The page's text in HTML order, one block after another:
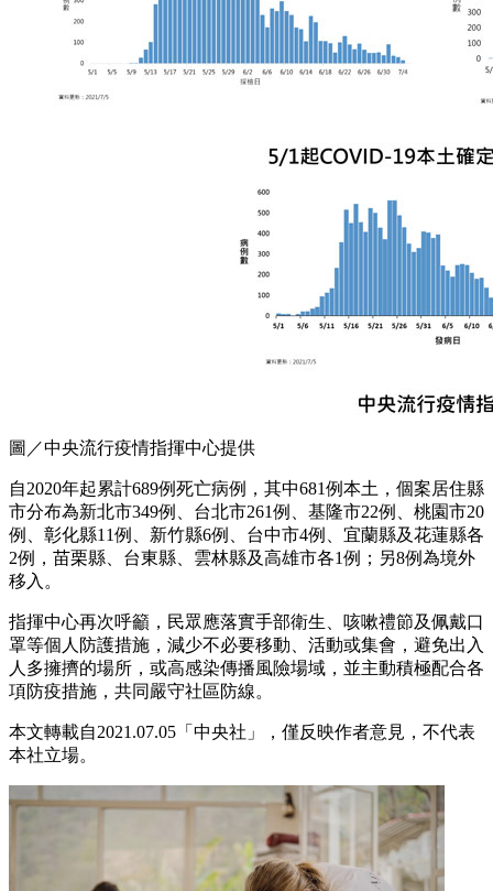
圖／中央流行疫情指揮中心提供
自2020年起累計689例死亡病例，其中681例本土，個案居住縣
市分布為新北市349例、台北市261例、基隆市22例、桃園市20
例、彰化縣11例、新竹縣6例、台中市4例、宜蘭縣及花蓮縣各
2例，苗栗縣、台東縣、雲林縣及高雄市各1例；另8例為境外
移入。
指揮中心再次呼籲，民眾應落實手部衛生、咳嗽禮節及佩戴口
罩等個人防護措施，減少不必要移動、活動或集會，避免出入
人多擁擠的場所，或高感染傳播風險場域，並主動積極配合各
項防疫措施，共同嚴守社區防線。
本文轉載自2021.07.05「中央社」
，僅反映作者意見，不代表
本社立場。